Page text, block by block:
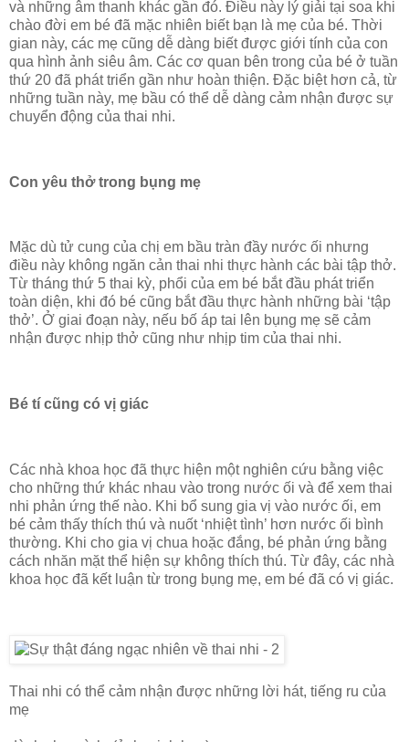
và những âm thanh khác gần đó. Điều này lý giải tại soa khi
chào đời em bé đã mặc nhiên biết bạn là mẹ của bé. Thời
gian này, các mẹ cũng dễ dàng biết được giới tính của con
qua hình ảnh siêu âm. Các cơ quan bên trong của bé ở tuần
thứ 20 đã phát triển gần như hoàn thiện. Đặc biệt hơn cả, từ
những tuần này, mẹ bầu có thể dễ dàng cảm nhận được sự
chuyển động của thai nhi.
Con yêu thở trong bụng mẹ
Mặc dù tử cung của chị em bầu tràn đầy nước ối nhưng
điều này không ngăn cản thai nhi thực hành các bài tập thở.
Từ tháng thứ 5 thai kỳ, phổi của em bé bắt đầu phát triển
toàn diện, khi đó bé cũng bắt đầu thực hành những bài ‘tập
thở’. Ở giai đoạn này, nếu bố áp tai lên bụng mẹ sẽ cảm
nhận được nhịp thở cũng như nhịp tim của thai nhi.
Bé tí cũng có vị giác
Các nhà khoa học đã thực hiện một nghiên cứu bằng việc
cho những thứ khác nhau vào trong nước ối và để xem thai
nhi phản ứng thế nào. Khi bổ sung gia vị vào nước ối, em
bé cảm thấy thích thú và nuốt ‘nhiệt tình’ hơn nước ối bình
thường. Khi cho gia vị chua hoặc đắng, bé phản ứng bằng
cách nhăn mặt thể hiện sự không thích thú. Từ đây, các nhà
khoa học đã kết luận từ trong bụng mẹ, em bé đã có vị giác.
Thai nhi có thể cảm nhận được những lời hát, tiếng ru của
mẹ